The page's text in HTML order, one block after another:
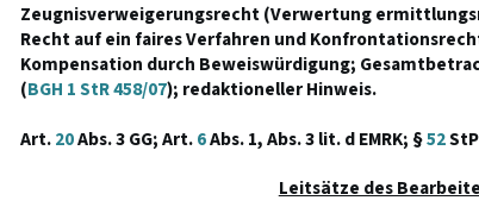
Zeugnisverweigerungsrecht (Verwertung
Recht auf ein faires Verfahren und
Kompensation durch Beweiswürdigung;
(BGH 1 StR 458/07); redaktioneller Hinweis.
Art.20Abs. 3 GG; Art.6Abs. 1, Abs. 3 lit. d EMRK; §52
Leitsätze des